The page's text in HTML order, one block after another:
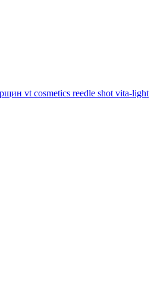
vt cosmetics reedle shot vita-light